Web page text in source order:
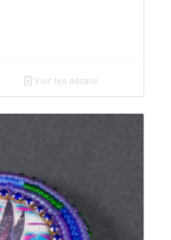
Voir les détails